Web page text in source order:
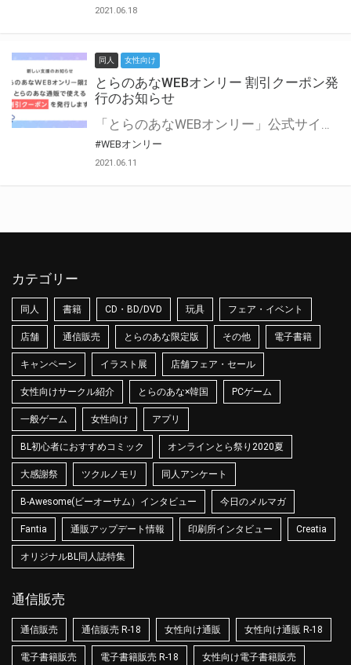
2021.06.18
同人 女性向け
とらのあなWEBオンリー 割引クーポン発
行のお知らせ
「とらのあなWEBオンリー」公式サイトでとらのあな通販の「割引クーポン」を配布中！ イベントごとに開催当日限定で使える割引クーポンのシリアルコードを発行します。 とらのあなWEBオンリーのページをチェックして、イベント当日にお得にお買い物を楽しみましょう♪ ※本キャンペーンは予告なく終了する場合がございます。 とらのあなWEBオンリーサイトはこちら
#WEBオンリー
2021.06.11
カテゴリー
同人 書籍 CD・BD/DVD 玩具 フェア・イベント
店舗 通信販売 とらのあな限定版 その他 電子書籍
キャンペーン イラスト展 店舗フェア・セール
女性向けサークル紹介 とらのあな×韓国 PCゲーム
一般ゲーム 女性向け アプリ
BL初心者におすすめコミック オンラインとら祭り2020夏
大感謝祭 ツクルノモリ 同人アンケート
B-Awesome(ビーオーサム）インタビュー 今日のメルマガ
Fantia 通販アップデート情報 印刷所インタビュー Creatia
オリジナルBL同人誌特集
通信販売
通信販売 通信販売 R-18 女性向け通販 女性向け通販 R-18
電子書籍販売 電子書籍販売 R-18 女性向け電子書籍販売